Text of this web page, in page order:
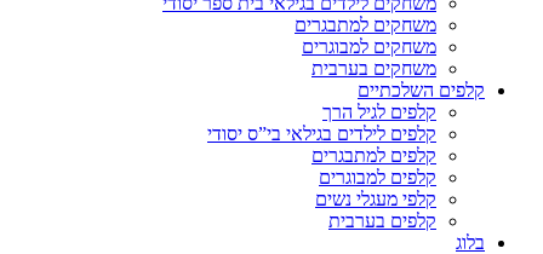
משחקים למתבגרים
משחקים למבוגרים
משחקים בערבית
קלפים השלכתיים
קלפים לגיל הרך
קלפים לילדים בגילאי בי”ס יסודי
קלפים למתבגרים
קלפים למבוגרים
קלפי מעגלי נשים
קלפים בערבית
בלוג